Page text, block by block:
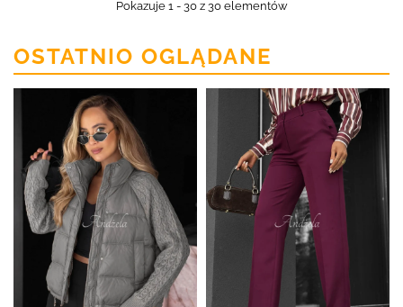
Pokazuje 1 - 30 z 30 elementów
OSTATNIO OGLĄDANE